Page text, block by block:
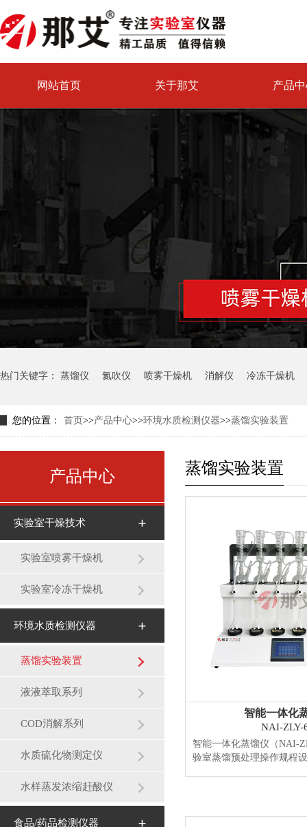
网站首页 关于那艾 产品
喷雾干燥机试验中心
热门关键字： 蒸馏仪 氮吹仪 喷雾干燥机 消解仪 冷冻干燥机
您的位置： 首页 >>产品中心>>环境水质检测仪器>>蒸馏实验装置
产品中心
实验室干燥技术
实验室喷雾干燥机
实验室冷冻干燥机
环境水质检测仪器
蒸馏实验装置
液液萃取系列
COD消解系列
水质硫化物测定仪
水样蒸发浓缩赶酸仪
食品/药品检测仪器
蒸馏实验装置
智能一体化
NAI-ZLY-
智能一体化蒸馏仪（NAI-
验室蒸馏预处理操作规程